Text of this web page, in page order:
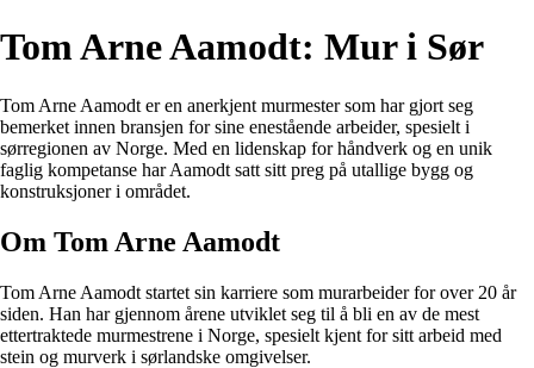
Tom Arne Aamodt: Mur i Sør
Tom Arne Aamodt er en anerkjent murmester som har gjort seg
bemerket innen bransjen for sine enestående arbeider, spesielt i
sørregionen av Norge. Med en lidenskap for håndverk og en unik
faglig kompetanse har Aamodt satt sitt preg på utallige bygg og
konstruksjoner i området.
Om Tom Arne Aamodt
Tom Arne Aamodt startet sin karriere som murarbeider for over 20 år
siden. Han har gjennom årene utviklet seg til å bli en av de mest
ettertraktede murmestrene i Norge, spesielt kjent for sitt arbeid med
stein og murverk i sørlandske omgivelser.